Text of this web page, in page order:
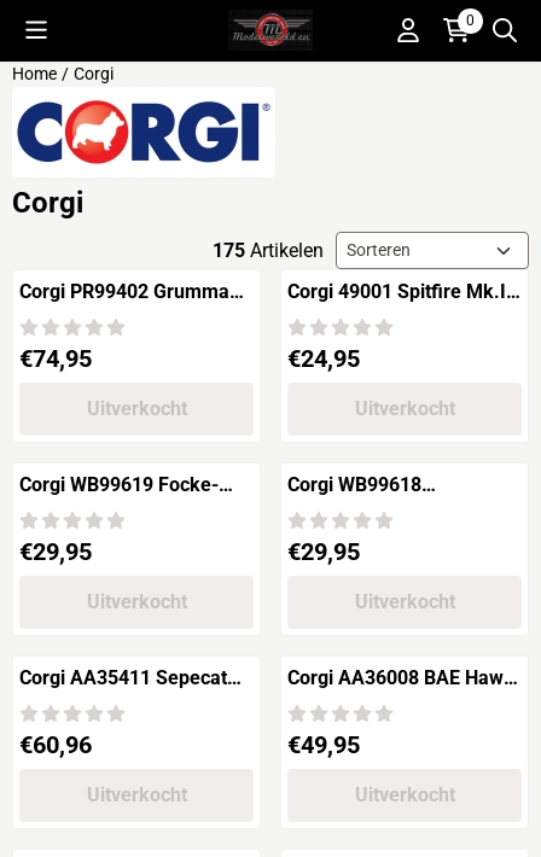
Cookievoorkeuren zijn beschikbaar. Kies instellingen of sta alle
0
Home / Corgi
Corgi
175 Artikelen Sorteermethode
Corgi PR99402 Grumman
F6F-5 Hellcat
Prijs: 74,95
€74,95
Uitverkocht
Corgi 49001 Spitfire Mk.I
'No.74 Squadron'
Prijs: 24,95
€24,95
Uitverkocht
Corgi WB99619 Focke-
Wulf Fw190A-5 'Maj.
Hermann Graf'
Prijs: 29,95
€29,95
Uitverkocht
Corgi WB99618
Messerschmitt Bf 109E
'Werner Molders'
Prijs: 29,95
€29,95
Uitverkocht
Corgi AA35411 Sepecat
Jaguar Gr.1A
Prijs: 60,96
€60,96
Uitverkocht
Corgi AA36008 BAE Hawk
T1A \"The Red Arrows\"
Prijs: 49,95
€49,95
Uitverkocht